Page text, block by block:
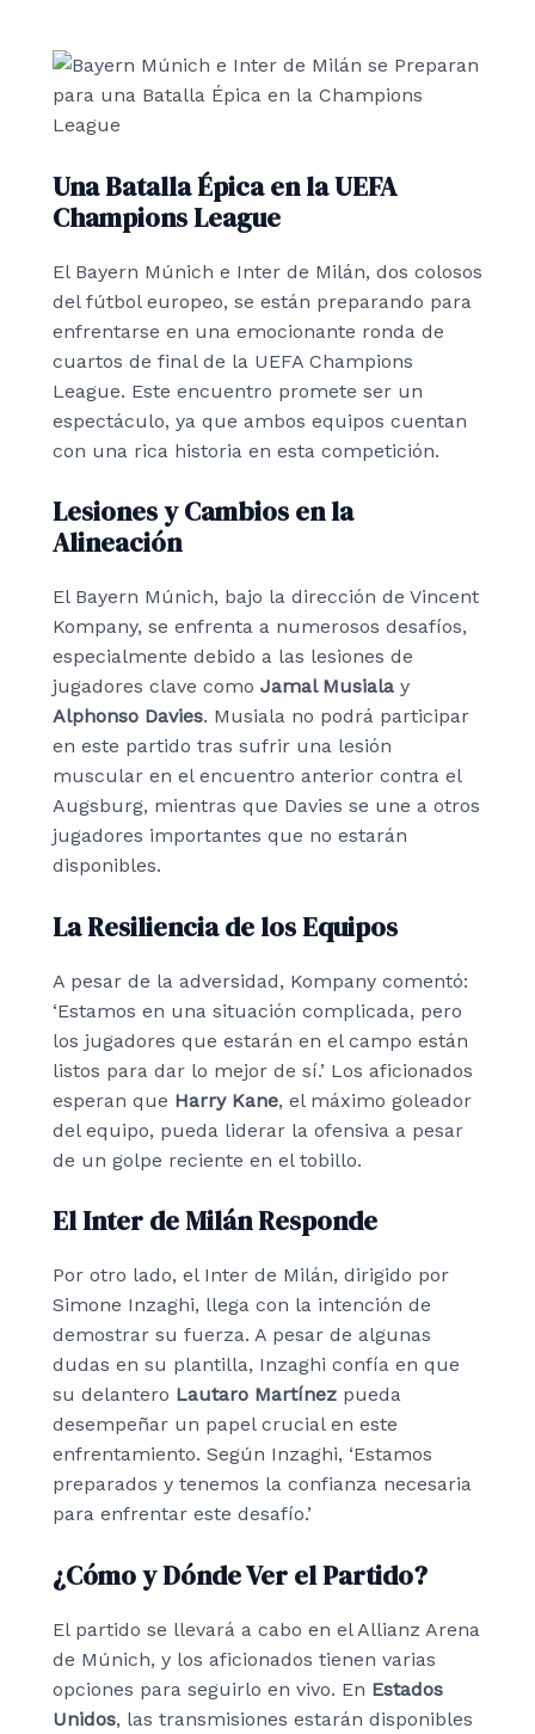
Una Batalla Épica en la UEFA
Champions League
El Bayern Múnich e Inter de Milán, dos colosos
del fútbol europeo, se están preparando para
enfrentarse en una emocionante ronda de
cuartos de final de la UEFA Champions
League. Este encuentro promete ser un
espectáculo, ya que ambos equipos cuentan
con una rica historia en esta competición.
Lesiones y Cambios en la
Alineación
El Bayern Múnich, bajo la dirección de Vincent
Kompany, se enfrenta a numerosos desafíos,
especialmente debido a las lesiones de
jugadores clave como Jamal Musiala y
Alphonso Davies. Musiala no podrá participar
en este partido tras sufrir una lesión
muscular en el encuentro anterior contra el
Augsburg, mientras que Davies se une a otros
jugadores importantes que no estarán
disponibles.
La Resiliencia de los Equipos
A pesar de la adversidad, Kompany comentó:
‘Estamos en una situación complicada, pero
los jugadores que estarán en el campo están
listos para dar lo mejor de sí.’ Los aficionados
esperan que Harry Kane, el máximo goleador
del equipo, pueda liderar la ofensiva a pesar
de un golpe reciente en el tobillo.
El Inter de Milán Responde
Por otro lado, el Inter de Milán, dirigido por
Simone Inzaghi, llega con la intención de
demostrar su fuerza. A pesar de algunas
dudas en su plantilla, Inzaghi confía en que
su delantero Lautaro Martínez pueda
desempeñar un papel crucial en este
enfrentamiento. Según Inzaghi, ‘Estamos
preparados y tenemos la confianza necesaria
para enfrentar este desafío.’
¿Cómo y Dónde Ver el Partido?
El partido se llevará a cabo en el Allianz Arena
de Múnich, y los aficionados tienen varias
opciones para seguirlo en vivo. En Estados
Unidos, las transmisiones estarán disponibles